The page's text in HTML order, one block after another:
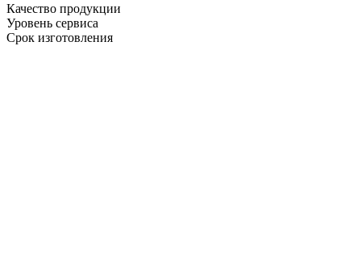
Качество продукции
Уровень сервиса
Срок изготовления